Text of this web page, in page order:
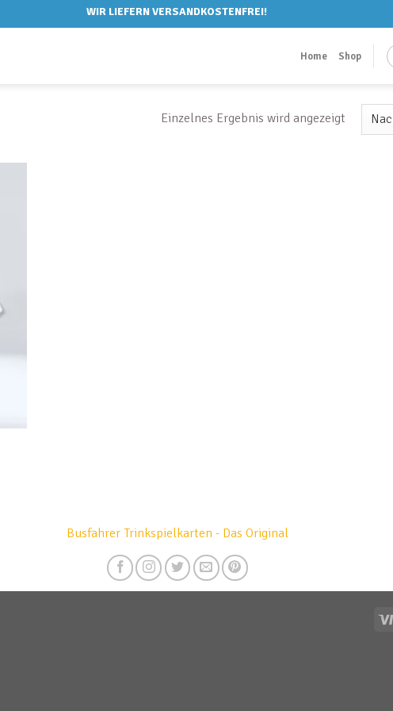
WIR LIEFERN VERSANDKOSTENFREI!
Home Shop
Einzelnes Ergebnis wird angezeigt
Busfahrer Trinkspielkarten - Das Original